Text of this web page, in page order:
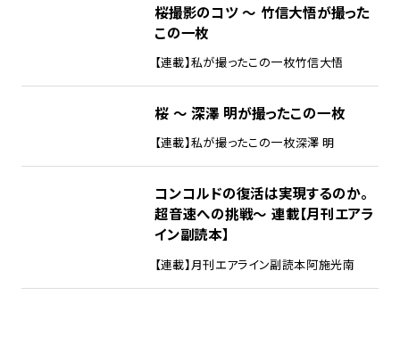
桜撮影のコツ ～ 竹信大悟が撮った
この一枚
【連載】私が撮ったこの一枚竹信大悟
桜 ～ 深澤 明が撮ったこの一枚
【連載】私が撮ったこの一枚深澤 明
コンコルドの復活は実現するのか。
超音速への挑戦～ 連載【月刊エアラ
イン副読本】
【連載】月刊エアライン副読本阿施光南